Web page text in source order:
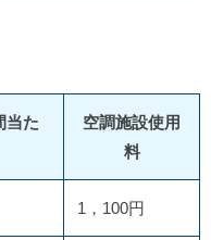
当た
空調施設使用
料
1，100円